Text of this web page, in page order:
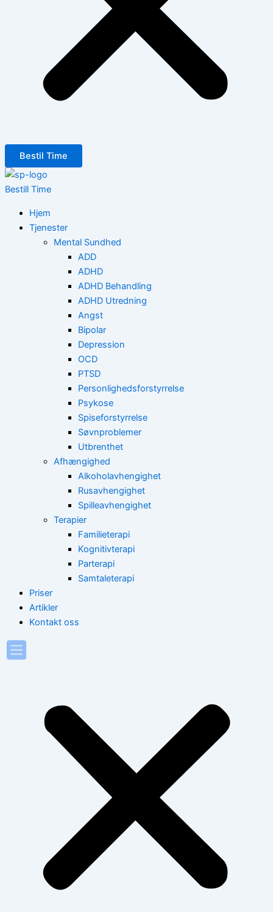
Bestil Time
Bestill Time
Hjem
Tjenester
Mental Sundhed
ADD
ADHD
ADHD Behandling
ADHD Utredning
Angst
Bipolar
Depression
OCD
PTSD
Personlighedsforstyrrelse
Psykose
Spiseforstyrrelse
Søvnproblemer
Utbrenthet
Afhængighed
Alkoholavhengighet
Rusavhengighet
Spilleavhengighet
Terapier
Familieterapi
Kognitivterapi
Parterapi
Samtaleterapi
Priser
Artikler
Kontakt oss